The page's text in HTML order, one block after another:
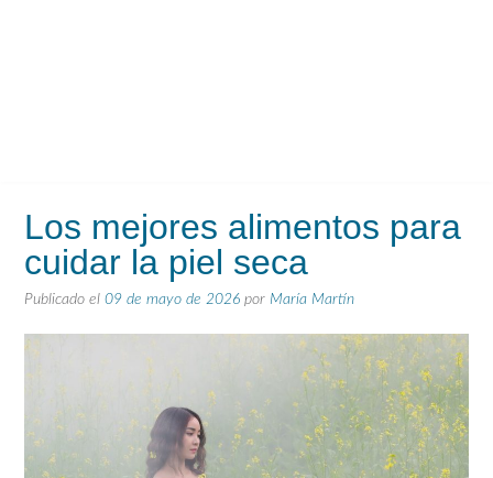
Los mejores alimentos para
cuidar la piel seca
Publicado el 09 de mayo de 2026 por María Martín